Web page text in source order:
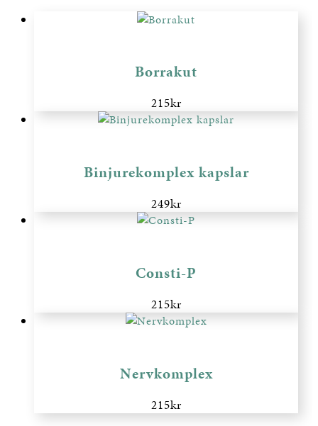
Borrakut
215kr
Binjurekomplex kapslar
249kr
Consti-P
215kr
Nervkomplex
215kr